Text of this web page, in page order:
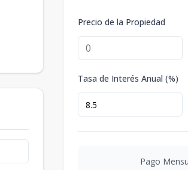
Precio de la Propiedad
Tasa de Interés Anual (%)
Pago